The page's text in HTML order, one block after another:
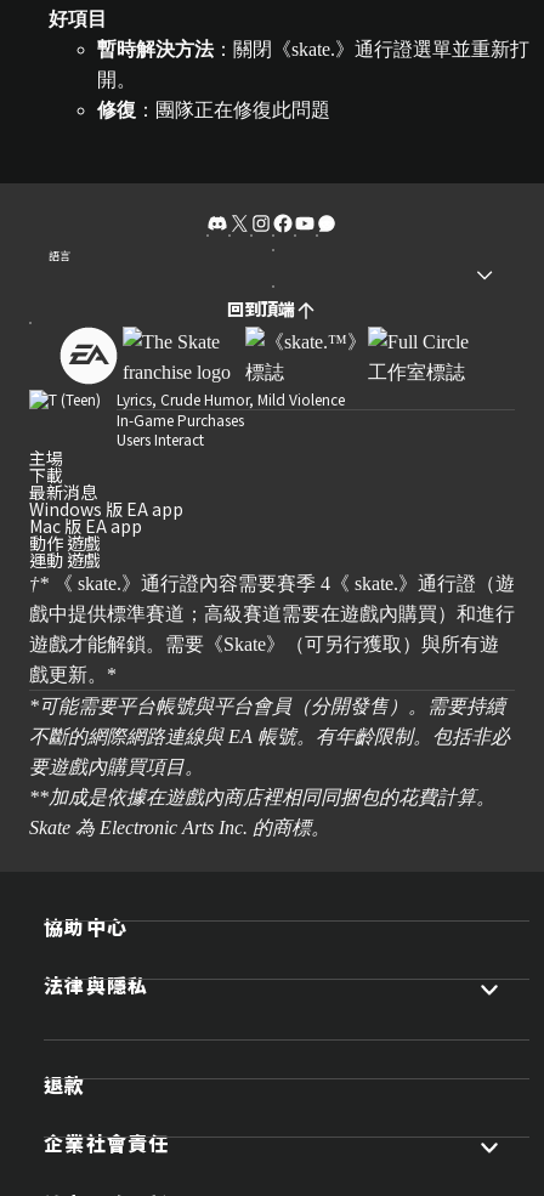
好項目
暫時解決方法：關閉《skate.》通行證選單並重新打
開。
修復 ：團隊正在修復此問題
語言
回到頂端
Lyrics, Crude Humor, Mild Violence
In-Game Purchases
Users Interact
主場
下載
最新消息
Windows 版 EA app
Mac 版 EA app
動作 遊戲
運動 遊戲
†*
《 skate.》通行證內容需要賽季 4《 skate.》通行證（遊
戲中提供標準賽道；高級賽道需要在遊戲內購買）和進行
遊戲才能解鎖。需要《Skate》（可另行獲取）與所有遊
戲更新。*
*可能需要平台帳號與平台會員（分開發售）。需要持續
不斷的網際網路連線與 EA 帳號。有年齡限制。包括非必
要遊戲內購買項目。
**加成是依據在遊戲內商店裡相同同捆包的花費計算。
Skate 為 Electronic Arts Inc. 的商標。
協助中心
法律與隱私
退款
企業社會責任